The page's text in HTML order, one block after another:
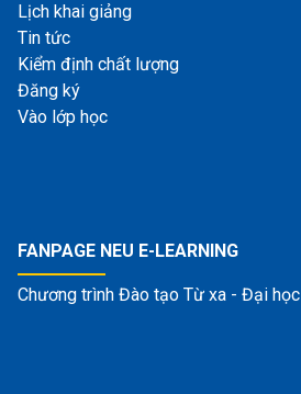
Lịch khai giảng
Tin tức
Kiểm định chất lượng
Đăng ký
Vào lớp học
FANPAGE NEU E-LEARNING
Chương trình Đào tạo Từ xa - Đại